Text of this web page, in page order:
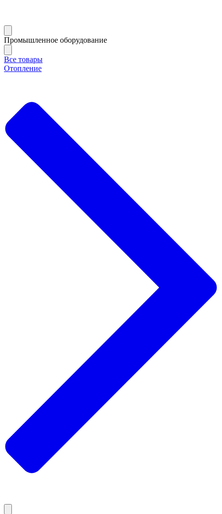
Промышленное оборудование
Все товары
Отопление